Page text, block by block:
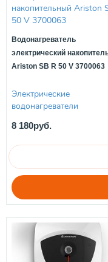
Водонагреватель
электрический
Ariston SB R 50 V 3700063
Электрические
водонагреватели
8 180руб.